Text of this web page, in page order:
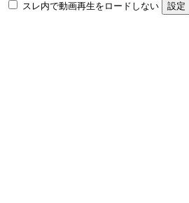
スレ内で動画再生をロードしない